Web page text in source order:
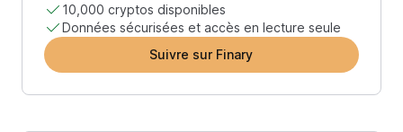
10,000 cryptos disponibles
Données sécurisées et accès en lecture seule
Suivre sur Finary